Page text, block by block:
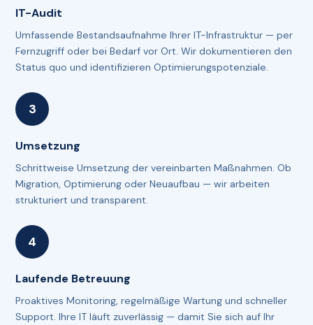
IT-Audit
Umfassende Bestandsaufnahme Ihrer IT-Infrastruktur — per
Fernzugriff oder bei Bedarf vor Ort. Wir dokumentieren den
Status quo und identifizieren Optimierungspotenziale.
Umsetzung
Schrittweise Umsetzung der vereinbarten Maßnahmen. Ob
Migration, Optimierung oder Neuaufbau — wir arbeiten
strukturiert und transparent.
Laufende Betreuung
Proaktives Monitoring, regelmäßige Wartung und schneller
Support. Ihre IT läuft zuverlässig — damit Sie sich auf Ihr